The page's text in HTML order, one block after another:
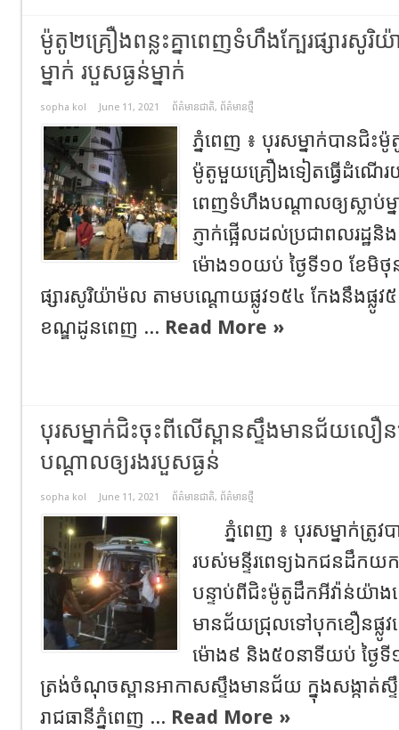
ម៉ូតូ២គ្រឿងពន្លះគ្នាពេញទំហឹងក្បែរផ្សារសូ
ម្នាក់​ របួសធ្ងន់ម្នាក់​
sopha kol June 11, 2021 ព័ត៌មានជាតិ, ព័ត៌មានថ្មី
ភ្នំពេញ​ ៖​ បុរសម្នាក់បានជិះម៉ូ
ម៉ូតូមួយគ្រឿងទៀតធ្វេីដំណ
ពេញទំហឹងបណ្ដាលឲ្យស្លាប់​ម្នា
ភ្ញាក់ផ្អេីលដល់ប្រជាពលរដ្ឋ​និ
ម៉ោង១០យប់ ថ្ងៃទី១០ ខែមិថុន
ផ្សារសូរិយ៉ាម៉ល តាមបណ្ដោយផ្លូវ១៥៤ កែងនឹងផ្លូវ៥
ខណ្ឌដូនពេញ ... Read More »
បុរសម្នាក់ជិះចុះពីលេីស្ពានស្ទឹងមានជ័យលឿ
បណ្ដាលឲ្យរងរបួសធ្ងន់
sopha kol June 11, 2021 ព័ត៌មានជាតិ, ព័ត៌មានថ្មី
ភ្នំពេញ​ ៖​ បុរសម្នាក់ត្រូវប
របស់មន្ទីរពេទ្យឯកជនដឹកយក
បន្ទាប់ពីជិះម៉ូតូដឹកអីវ៉ាន់យ៉ា
មានជ័យ​ជ្រុលទៅបុកខឿនផ្លូ
ម៉ោង៩​ និង៥០នាទីយប់​ ថ្ងៃទី
ត្រង់ចំណុចស្ពានអាកាសស្ទឹងមានជ័យ​ ក្នុងសង្កា
រាជធានីភ្នំពេញ​ ... Read More »